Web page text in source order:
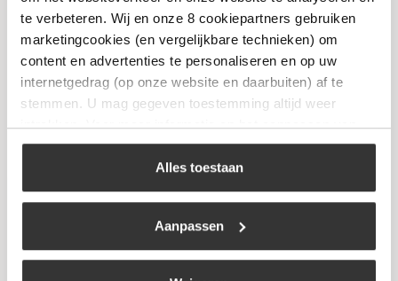
te verbeteren. Wij en onze 8 cookiepartners gebruiken
marketingcookies (en vergelijkbare technieken) om
content en advertenties te personaliseren en op uw
internetgedrag (op onze website en daarbuiten) af te
stemmen. U mag gegeven toestemming altijd weer
intrekken. Voor meer informatie en het aanpassen van
uw keuze op onze website verwijzen wij u naar ons
Alles toestaan
Aanpassen
Rolkachel Propaan
€159,95
Bekijk
Niet op voorraad